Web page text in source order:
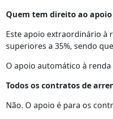
Quem tem direito ao
Este apoio extraordinário à
superiores a 35%, sendo
O apoio automático à
Todos os contratos de
Não. O apoio é para os